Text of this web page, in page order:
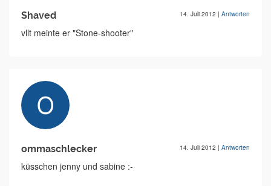
Shaved 14. Juli 2012 | Antworten
vllt meinte er "Stone-shooter"
ommaschlecker 14. Juli 2012 | Antworten
küsschen jenny und sabine :-